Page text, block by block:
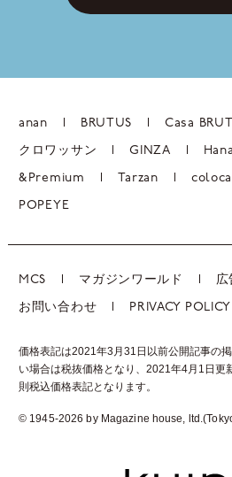
anan BRUTUS Casa
クロワッサン GINZA
&Premium Tarzan
POPEYE
MCS マガジンワールド 広
お問い合わせ PRIVACY POLICY
価格表記は2021年3月31日以前公開記事の
い場合は税抜価格となり、2021年4月1日更
則税込価格表記となります。
© 1945-2026 by Magazine house,